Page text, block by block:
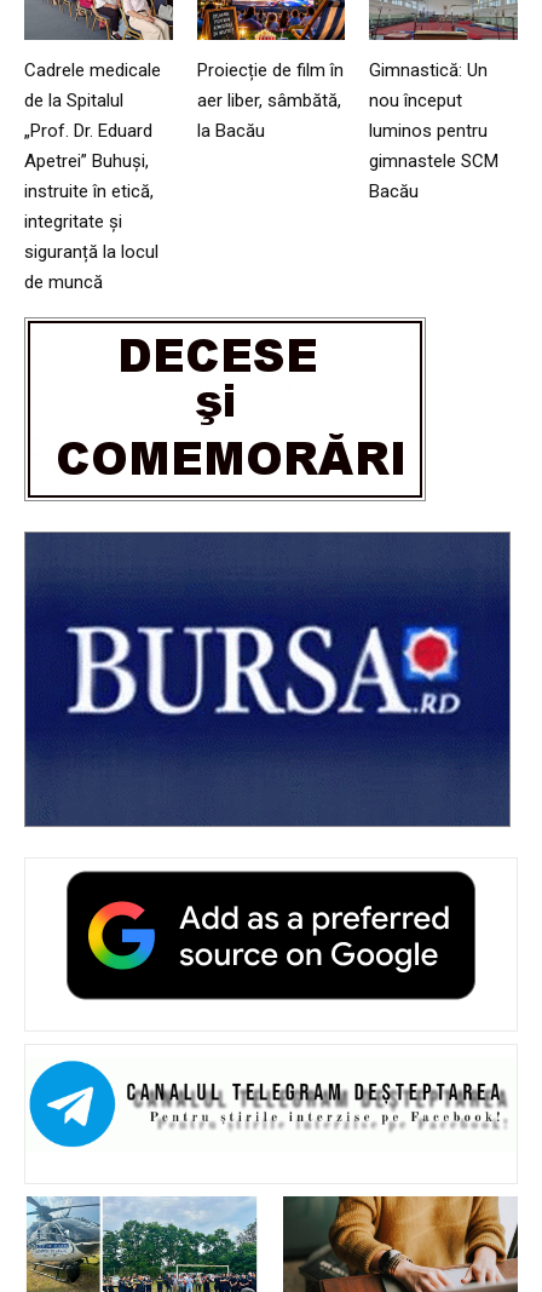
Cadrele medicale
de la Spitalul
„Prof. Dr. Eduard
Apetrei” Buhuși,
instruite în etică,
integritate și
siguranță la locul
de muncă
Proiecție de film în
aer liber, sâmbătă,
la Bacău
Gimnastică: Un
nou început
luminos pentru
gimnastele SCM
Bacău